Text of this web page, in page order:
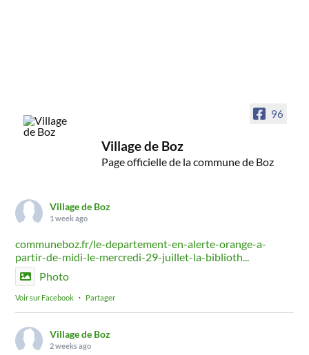
96
Village de Boz
Page officielle de la commune de Boz
Village de Boz
1 week ago
communeboz.fr/le-departement-en-alerte-orange-a-
partir-de-midi-le-mercredi-29-juillet-la-biblioth...
Photo
Voir sur Facebook · Partager
Village de Boz
2 weeks ago